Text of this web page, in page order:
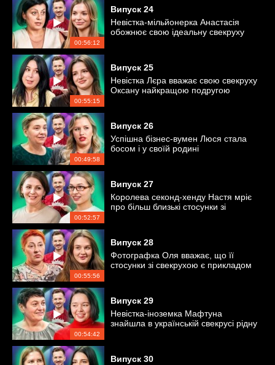
00:56:12
Випуск 24
Невістка-мільйонерка Анастасія
обожнює свою ідеальну свекруху
00:55:15
Випуск 25
Невістка Лєра вважає свою свекруху
Оксану найкращою подругою
00:49:58
Випуск 26
Успішна бізнес-вумен Люся стала
босом і у своїй родині
00:52:57
Випуск 27
Королева секонд-хенду Настя мріє
про більш близькі стосунки зі
00:55:56
Випуск 28
Фотографка Оля вважає, що її
стосунки зі свекрухою є прикладом
00:54:42
Випуск 29
Невістка-іноземка Мафтуна
знайшла в українській свекрусі рідну
Випуск 30